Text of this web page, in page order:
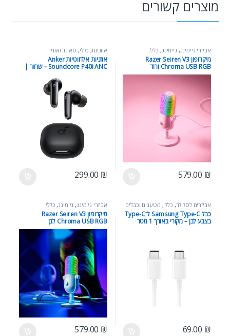
מוצרים קשורים
אביזרי גיימינג, גיימינג, כללי
מיקרופון Razer Seiren V3
Chroma USB RGB ורוד
579.00 ₪
אוזניות, כללי, סאונד ואודיו
אוזניות אלחוטיות Anker
Soundcore P40i ANC – שחור |
299.00 ₪
אביזרים לסלולר, כללי, מטענים וכבלים
כבל Samsung Type-C ל־Type-C
בצבע לבן – מקורי באורך 1 מטר
69.00 ₪
אביזרי גיימינג, גיימינג, כללי
מיקרופון Razer Seiren V3
Chroma USB RGB לבן
579.00 ₪